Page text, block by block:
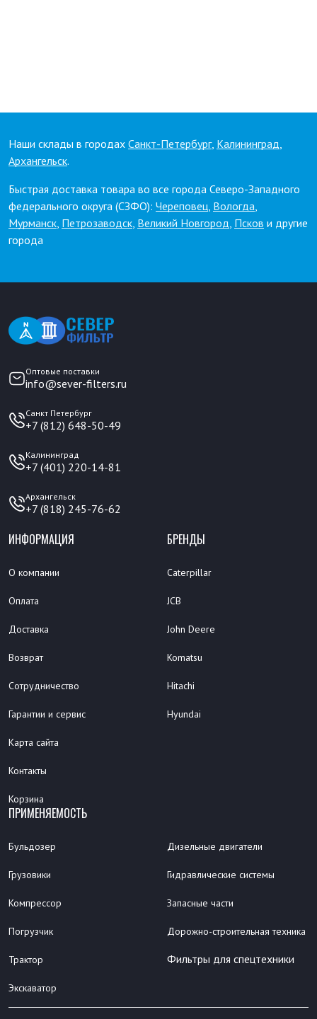
Наши склады в городах Санкт-Петербург, Калининград,
Архангельск.
Быстрая доставка товара во все города Северо-Западного
федерального округа (СЗФО): Череповец, Вологда,
Мурманск, Петрозаводск, Великий Новгород, Псков и другие
города
Оптовые поставки
info@sever-filters.ru
Санкт Петербург
+7 (812) 648-50-49
Калининград
+7 (401) 220-14-81
Архангельск
+7 (818) 245-76-62
ИНФОРМАЦИЯ
О компании
Оплата
Доставка
Возврат
Сотрудничество
Гарантии и сервис
Карта сайта
Контакты
Корзина
БРЕНДЫ
Caterpillar
JCB
John Deere
Komatsu
Hitachi
Hyundai
ПРИМЕНЯЕМОСТЬ
Бульдозер
Грузовики
Компрессор
Погрузчик
Трактор
Экскаватор
Дизельные двигатели
Гидравлические системы
Запасные части
Дорожно-строительная техника
Фильтры для спецтехники